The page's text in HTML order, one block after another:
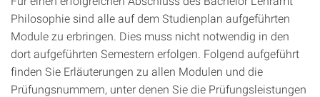
Philosophie sind alle auf dem Studienplan aufgeführten
Module zu erbringen. Dies muss nicht notwendig in den
dort aufgeführten Semestern erfolgen. Folgend aufgeführt
finden Sie Erläuterungen zu allen Modulen und die
Prüfungsnummern, unter denen Sie die Prüfungsleistungen